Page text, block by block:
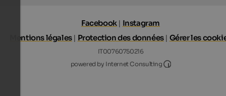
Facebook | Instagram
Mentions légales| Protection des données| Gérer les
IT00760750216
powered by Internet Consulting
Internet